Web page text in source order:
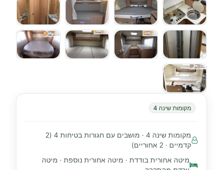
מקומות שינה 4
מקומות שינה 4 · מושבים עם חגורות בטיחות 4 (2
קדמיים · 2 אחוריים)
מיטה אחורית בודדת · מיטה אחורית נוספת · מיטה